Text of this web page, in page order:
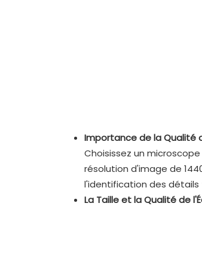
Importance de la Qualité
Choisissez un
résolution d'image de
l'identification des détails
La Taille et la Qualité de